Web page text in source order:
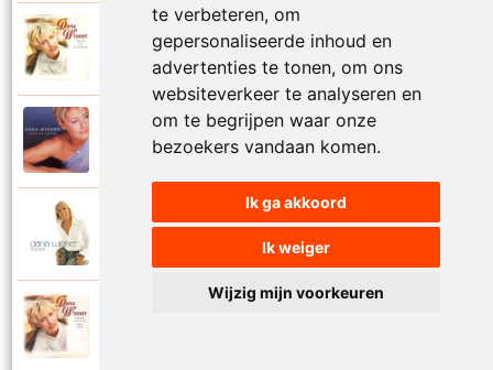
te verbeteren, om
gepersonaliseerde inhoud en
advertenties te tonen, om ons
websiteverkeer te analyseren en
om te begrijpen waar onze
bezoekers vandaan komen.
Ik ga akkoord
Ik weiger
Wijzig mijn voorkeuren
Dana Winner
Volg je natuur
Dana Winner
Voor altijd
Dana Winner